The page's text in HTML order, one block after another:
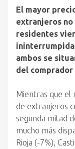
El mayor
extranjeros
residentes
ambos se
del comprador
Mientras que el
de extranjeros
segunda mitad
mucho más
Rioja (-7%),